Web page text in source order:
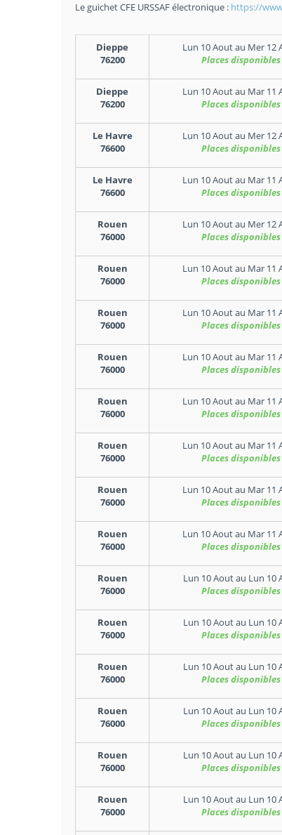
Le guichet CFE URSSAF électronique : https://
Dieppe
76200
Lun 10 Aoutau Mer 12
Places disponibles
Dieppe
76200
Lun 10 Aoutau Mar 11
Places disponibles
Le Havre
76600
Lun 10 Aoutau Mer 12
Places disponibles
Le Havre
76600
Lun 10 Aoutau Mar 11
Places disponibles
Rouen
76000
Lun 10 Aoutau Mer 12
Places disponibles
Rouen
76000
Lun 10 Aoutau Mar 11
Places disponibles
Rouen
76000
Lun 10 Aoutau Mar 11
Places disponibles
Rouen
76000
Lun 10 Aoutau Mar 11
Places disponibles
Rouen
76000
Lun 10 Aoutau Mar 11
Places disponibles
Rouen
76000
Lun 10 Aoutau Mar 11
Places disponibles
Rouen
76000
Lun 10 Aoutau Mar 11
Places disponibles
Rouen
76000
Lun 10 Aoutau Mar 11
Places disponibles
Rouen
76000
Lun 10 Aoutau Lun 10
Places disponibles
Rouen
76000
Lun 10 Aoutau Lun 10
Places disponibles
Rouen
76000
Lun 10 Aoutau Lun 10
Places disponibles
Rouen
76000
Lun 10 Aoutau Lun 10
Places disponibles
Rouen
76000
Lun 10 Aoutau Lun 10
Places disponibles
Rouen
76000
Lun 10 Aoutau Lun 10
Places disponibles